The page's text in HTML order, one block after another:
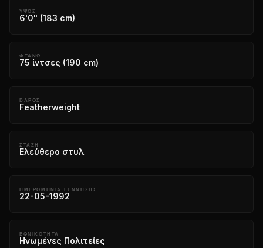
ΎΨΟΣ
6'0" (183 cm)
ΦΤΆΝΩ
75 ίντσες (190 cm)
ΒΆΡΟΣ
Featherweight
ΣΤΆΣΗ
Ελεύθερο στυλ
ΗΜΕΡΟΜΗΝΊΑ ΓΈΝΝΗΣΗΣ
22-05-1992
ΕΘΝΙΚΌΤΗΤΑ
Ηνωμένες Πολιτείες